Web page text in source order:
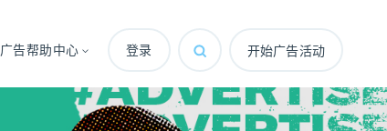
广告帮助中心 登录 开始广告活动